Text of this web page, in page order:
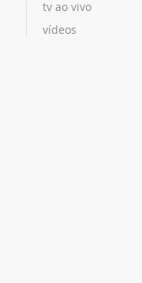
tv ao vivo
vídeos